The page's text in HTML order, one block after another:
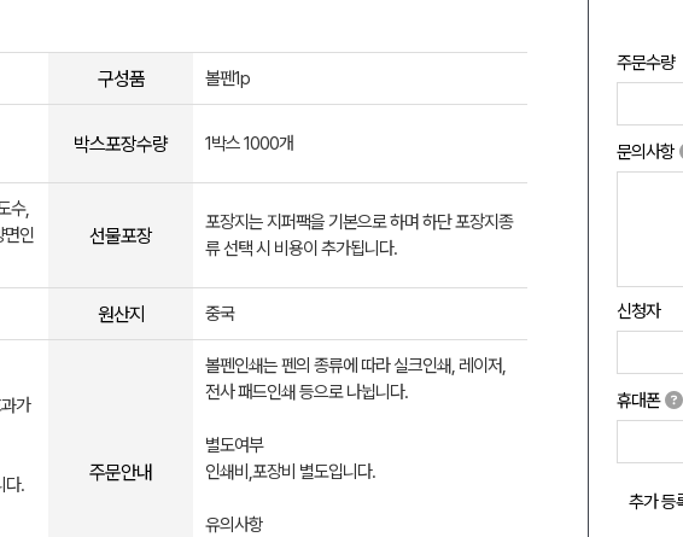
주문수량
문의사항
신청자
휴대폰
추가 등
구성품 볼펜1p
박스포장수량 1박스 1000개
수,
면인
선물포장
포장지는 지퍼팩을 기본으로 하며 하단 포장지종
류 선택 시 비용이 추가됩니다.
원산지 중국
가
다.
주문안내
볼펜인쇄는 펜의 종류에 따라 실크인쇄, 레이저,
전사 패드인쇄 등으로 나뉩니다.
별도여부
인쇄비,포장비 별도입니다.
유의사항